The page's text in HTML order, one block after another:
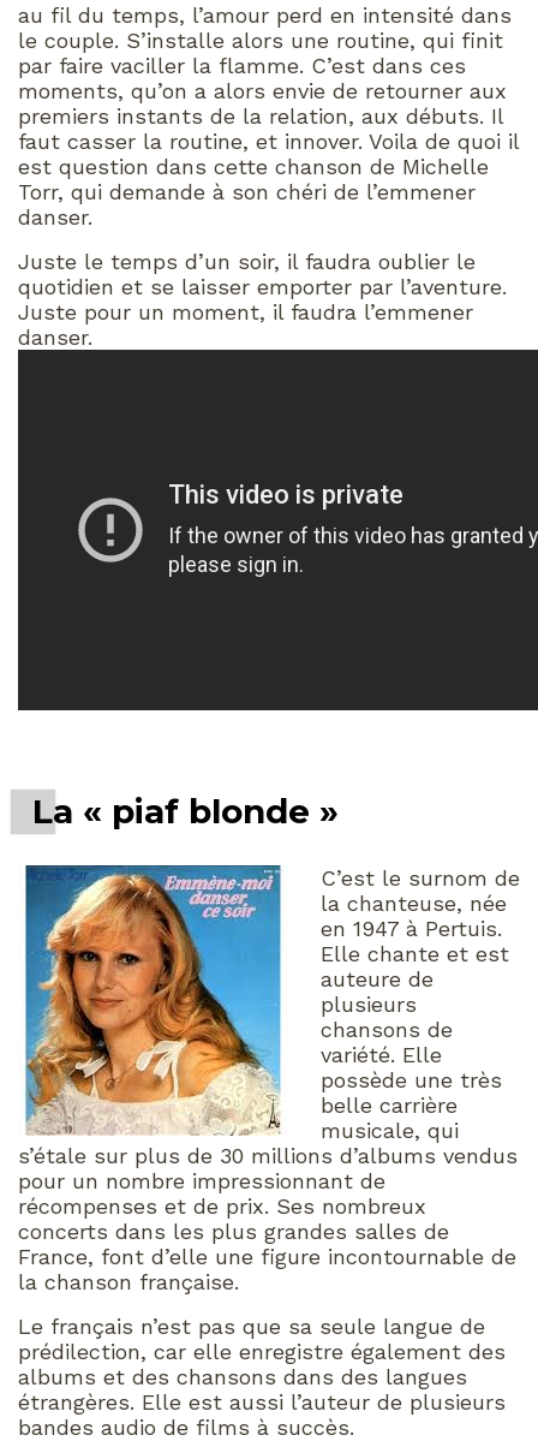
au fil du temps, l’amour perd en intensité dans
le couple. S’installe alors une routine, qui finit
par faire vaciller la flamme. C’est dans ces
moments, qu’on a alors envie de retourner aux
premiers instants de la relation, aux débuts. Il
faut casser la routine, et innover. Voila de quoi il
est question dans cette chanson de Michelle
Torr, qui demande à son chéri de l’emmener
danser.
Juste le temps d’un soir, il faudra oublier le
quotidien et se laisser emporter par l’aventure.
Juste pour un moment, il faudra l’emmener
danser.
La « piaf blonde »
C’est le surnom de
la chanteuse, née
en 1947 à Pertuis.
Elle chante et est
auteure de
plusieurs
chansons de
variété. Elle
possède une très
belle carrière
musicale, qui
s’étale sur plus de 30 millions d’albums vendus
pour un nombre impressionnant de
récompenses et de prix. Ses nombreux
concerts dans les plus grandes salles de
France, font d’elle une figure incontournable de
la chanson française.
Le français n’est pas que sa seule langue de
prédilection, car elle enregistre également des
albums et des chansons dans des langues
étrangères. Elle est aussi l’auteur de plusieurs
bandes audio de films à succès.